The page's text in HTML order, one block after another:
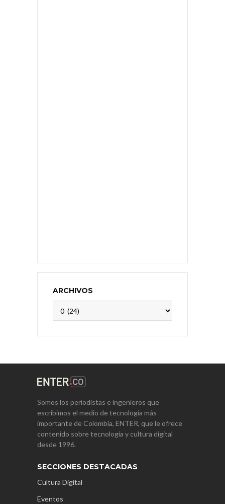
ARCHIVOS
Somos los periodistas e ingenieros que
escribimos el medio de tecnología más
importante de Colombia, ENTER, que le ofrece
contenido sobre tecnología y cultura digital
desde 1996.
SECCIONES DESTACADAS
Cultura Digital
Eventos